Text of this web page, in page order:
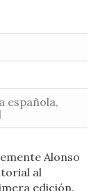
española,
Alonso
al
edición.